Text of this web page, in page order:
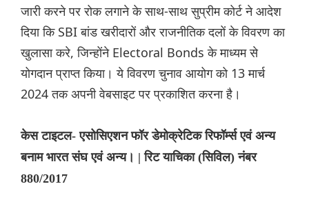
जारी करने पर रोक लगाने के साथ-साथ सुप्रीम कोर्ट ने आदेश
दिया कि SBI बांड खरीदारों और राजनीतिक दलों के विवरण का
खुलासा करे, जिन्होंने Electoral Bonds के माध्यम से
योगदान प्राप्त किया। ये विवरण चुनाव आयोग को 13 मार्च
2024 तक अपनी वेबसाइट पर प्रकाशित करना है।
केस टाइटल- एसोसिएशन फॉर डेमोक्रेटिक रिफॉर्म्स एवं अन्य
बनाम भारत संघ एवं अन्य। | रिट याचिका (सिविल) नंबर
880/2017